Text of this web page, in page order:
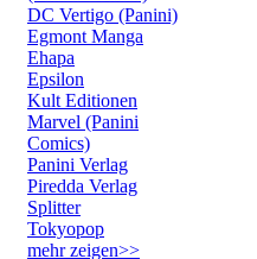
DC Vertigo (Panini)
Egmont Manga
Ehapa
Epsilon
Kult Editionen
Marvel (Panini
Comics)
Panini Verlag
Piredda Verlag
Splitter
Tokyopop
mehr zeigen>>